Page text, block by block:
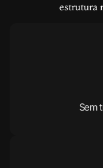
estrutura
Sem